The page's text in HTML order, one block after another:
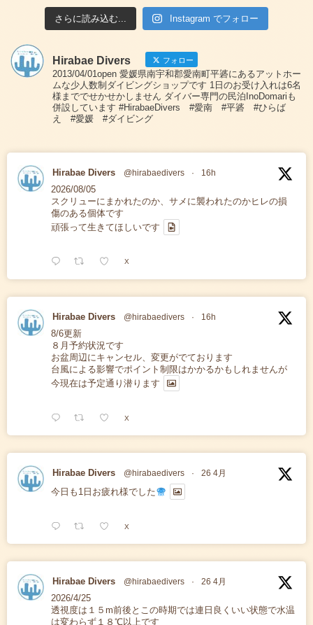
さらに読み込む... Instagram でフォロー
Hirabae Divers フォロー
2013/04/01open 愛媛県南宇和郡愛南町平碆にあるアットホー
ムな少人数制ダイビングショップです 1日のお受け入れは6名
様まででせかせかしません ダイバー専門の民泊InoDomariも
併設しています #HirabaeDivers #愛南 #平碆 #ひらば
え #愛媛 #ダイビング
Hirabae Divers @hirabaedivers · 16h
2026/08/05
スクリューにまかれたのか、サメに襲われたのかヒレの損
傷のある個体です
頑張って生きてほしいです
X
Hirabae Divers @hirabaedivers · 16h
8/6更新
８月予約状況です
お盆周辺にキャンセル、変更がでております
台風による影響でポイント制限はかかるかもしれませんが
今現在は予定通り潜ります
X
Hirabae Divers @hirabaedivers · 26 4月
今日も1日お疲れ様でした
X
Hirabae Divers @hirabaedivers · 26 4月
2026/4/25
透視度は１５m前後とこの時期では連日良くいい状態で水温
は変わらず１８℃以上です